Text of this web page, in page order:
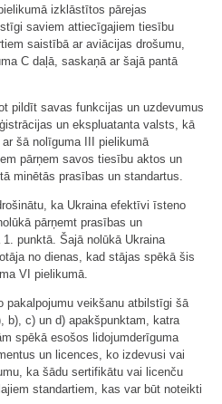
izklāstītos pārejas
saviem attiecīgajiem tiesību
saistībā ar aviācijas drošumu,
C daļā, saskaņā ar šajā pantā
pildīt savas funkcijas un uzdevumus
un ekspluatanta valsts, kā
šā nolīguma III pielikumā
pārņem savos tiesību aktos un
minētās prasības un standartus.
ka Ukraina efektīvi īsteno
pārņemt prasības un
punktā. Šajā nolūkā Ukraina
no dienas, kad stājas spēkā šis
VI pielikumā.
pakalpojumu veikšanu atbilstīgi šā
b), c) un d) apakšpunktam, katra
spēkā esošos lidojumderīguma
un licences, ko izdevusi vai
ka šādu sertifikātu vai licenču
standartiem, kas var būt noteikti